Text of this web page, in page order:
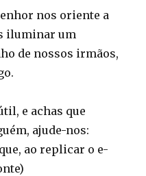
nos oriente a
iluminar um
de nossos irmãos,
e achas que
ajude-nos:
ao replicar o e-